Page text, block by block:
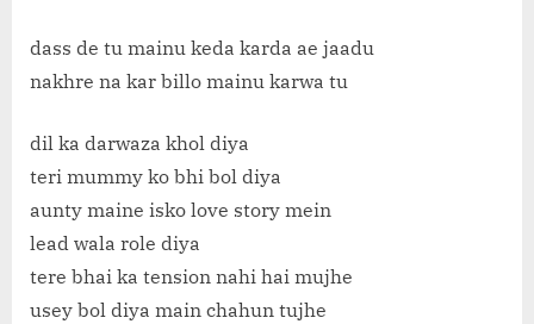
dass de tu mainu keda karda ae jaadu
nakhre na kar billo mainu karwa tu
dil ka darwaza khol diya
teri mummy ko bhi bol diya
aunty maine isko love story mein
lead wala role diya
tere bhai ka tension nahi hai mujhe
usey bol diya main chahun tujhe